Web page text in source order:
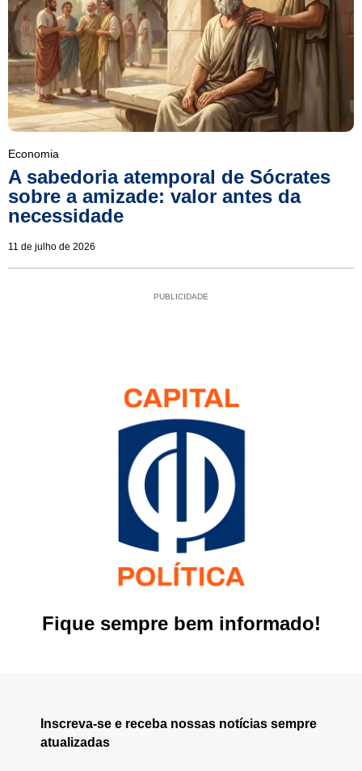
Economia
A sabedoria atemporal de Sócrates
sobre a amizade: valor antes da
necessidade
11 de julho de 2026
PUBLICIDADE
Fique sempre bem informado!
Inscreva-se e receba nossas notícias sempre
atualizadas